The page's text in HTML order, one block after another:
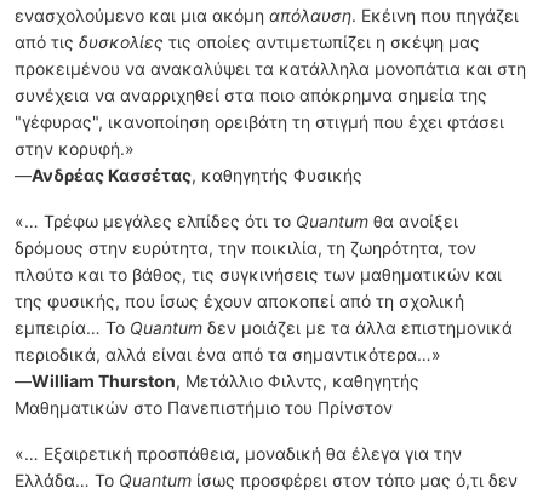
ενασχολούμενο και μια ακόμη απόλαυση. Εκέινη που πηγάζει
από τις δυσκολίες τις οποίες αντιμετωπίζει η σκέψη μας
προκειμένου να ανακαλύψει τα κατάλληλα μονοπάτια και στη
συνέχεια να αναρριχηθεί στα ποιο απόκρημνα σημεία της
"γέφυρας", ικανοποίηση ορειβάτη τη στιγμή που έχει φτάσει
στην κορυφή.»
—Ανδρέας Κασσέτας, καθηγητής Φυσικής
«… Τρέφω μεγάλες ελπίδες ότι το Quantum θα ανοίξει
δρόμους στην ευρύτητα, την ποικιλία, τη ζωηρότητα, τον
πλούτο και το βάθος, τις συγκινήσεις των μαθηματικών και
της φυσικής, που ίσως έχουν αποκοπεί από τη σχολική
εμπειρία… Το Quantum δεν μοιάζει με τα άλλα επιστημονικά
περιοδικά, αλλά είναι ένα από τα σημαντικότερα…»
—William Thurston, Μετάλλιο Φιλντς, καθηγητής
Μαθηματικών στο Πανεπιστήμιο του Πρίνστον
«… Εξαιρετική προσπάθεια, μοναδική θα έλεγα για την
Ελλάδα… Το Quantum ίσως προσφέρει στον τόπο μας ό,τι δεν